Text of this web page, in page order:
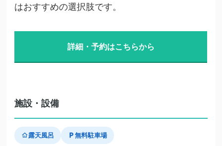
はおすすめの選択肢です。
詳細・予約はこちらから
施設・設備
露天風呂 無料駐車場